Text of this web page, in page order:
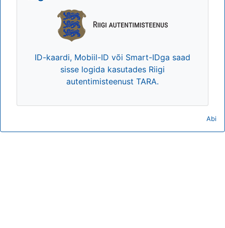
ID-kaardi, Mobiil-ID või Smart-IDga saad
sisse logida kasutades Riigi
autentimisteenust TARA.
Abi